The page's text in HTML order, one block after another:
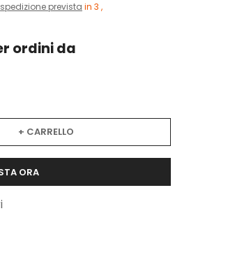
spedizione prevista in 3 ,
ordini da
+ CARRELLO
ORA